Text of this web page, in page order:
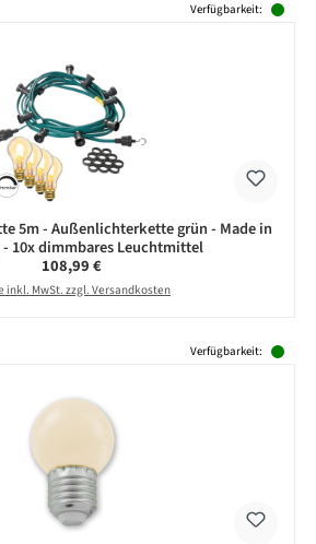
Verfügbarkeit:
5m - Außenlichterkette grün - Made in
- 10x dimmbares Leuchtmittel
Regulärer Preis:
108,99 €
inkl. MwSt. zzgl. Versandkosten
Verfügbarkeit: